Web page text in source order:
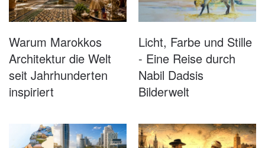
Warum Marokkos
Architektur die Welt
seit Jahrhunderten
inspiriert
Licht, Farbe und Stille
- Eine Reise durch
Nabil Dadsis
Bilderwelt